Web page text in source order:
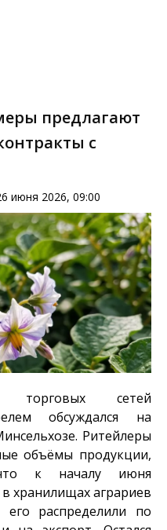
предлагают
с
июня 2026, 09:00
торговых сетей
обсуждался на
Ритейлеры
объёмы продукции,
к началу июня
хранилищах аграриев
его распределили по